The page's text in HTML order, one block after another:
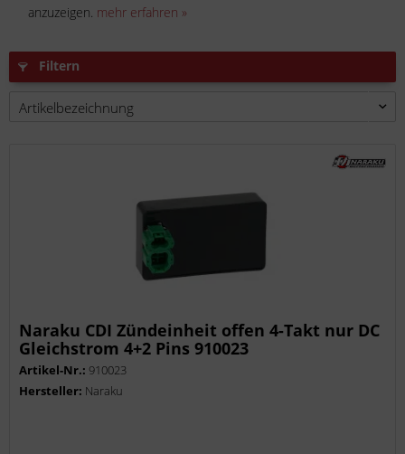
anzuzeigen. mehr erfahren »
Filtern
Naraku CDI Zündeinheit offen 4-Takt nur DC
Gleichstrom 4+2 Pins 910023
Artikel-Nr.: 910023
Hersteller: Naraku